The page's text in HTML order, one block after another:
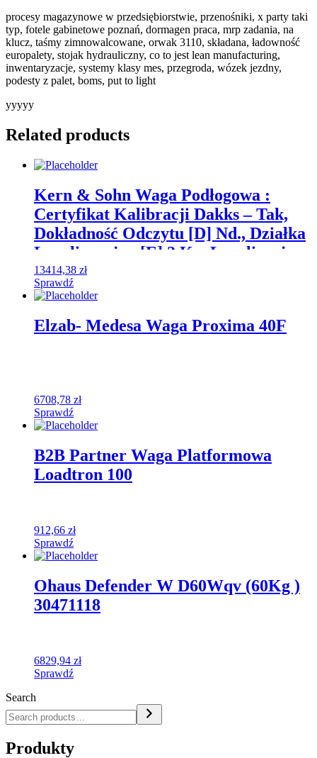
procesy magazynowe w przedsiębiorstwie, przenośniki, x party taki
typ, fotele gabinetowe poznań, dormagen praca, mrp zadania, na
klucz, taśmy zimnowalcowane, orwak 3110, składana, ładowność
europalety, stojak hydrauliczny, co to jest lean manufacturing,
inwentaryzacje, systemy klasy mes, przegroda, wózek jezdny,
podesty z palet, boms, put to light
yyyyy
Related products
Kern & Sohn Waga Podłogowa :
Certyfikat Kalibracji Dakks – Tak,
Dokładność Odczytu [D] Nd., Działka
Legalizacyjna [E] 2 Kg, Legalizacja
Wymiar Szal (B
13414,38 zł
Sprawdź
Elzab- Medesa Waga Proxima 40F
6708,78 zł
Sprawdź
B2B Partner Waga Platformowa
Loadtron 100
912,66 zł
Sprawdź
Ohaus Defender W D60Wqv (60Kg )
30471118
6829,94 zł
Sprawdź
Search
Produkty